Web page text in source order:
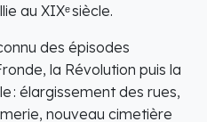
au XIXᵉ siècle.
des épisodes
la Révolution puis la
: élargissement des rues,
nouveau cimetière